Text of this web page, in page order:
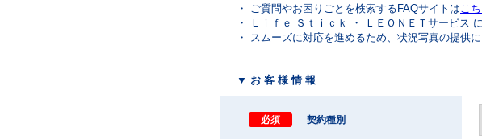
・ ご質問やお困りごとを検索するFAQサイトはこ
・ Ｌｉｆｅ Ｓｔｉｃｋ ・ ＬＥＯＮＥＴサービス
・ スムーズに対応を進めるため、状況写真の提供
▼ お 客 様 情 報
必須 契約種別